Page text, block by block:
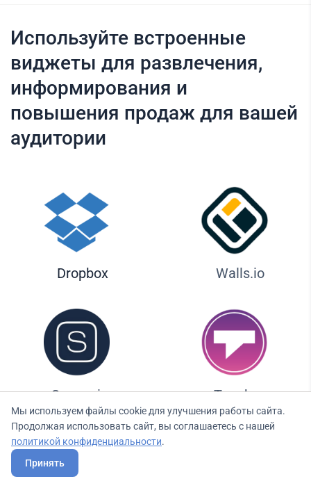
Используйте встроенные
виджеты для развлечения,
информирования и
повышения продаж для вашей
аудитории
Dropbox Walls.io
Seenspire Taggbox
Ликвид — идеальное решение
Мы используем файлы cookie для улучшения работы сайта.
Продолжая использовать сайт, вы соглашаетесь с нашей
политикой конфиденциальности.
Принять